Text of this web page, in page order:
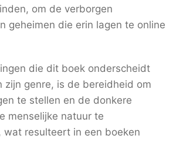
om de verborgen
geheimen die erin lagen te online
die dit boek onderscheidt
zijn genre, is de bereidheid om
te stellen en de donkere
menselijke natuur te
wat resulteert in een boeken